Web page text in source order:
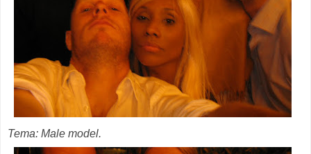
Tema: Male model.